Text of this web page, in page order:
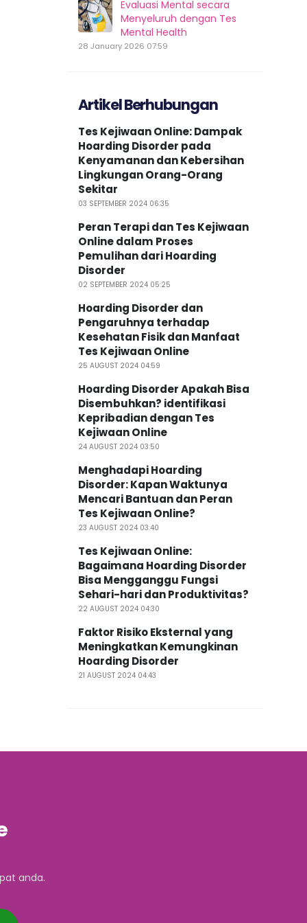
Evaluasi Mental secara
Menyeluruh dengan Tes
Mental Health
28 January 2026 07:59
Artikel Berhubungan
Tes Kejiwaan Online: Dampak
Hoarding Disorder pada
Kenyamanan dan Kebersihan
Lingkungan Orang-Orang
Sekitar
03 SEPTEMBER 2024 06:35
Peran Terapi dan Tes Kejiwaan
Online dalam Proses
Pemulihan dari Hoarding
Disorder
02 SEPTEMBER 2024 05:25
Hoarding Disorder dan
Pengaruhnya terhadap
Kesehatan Fisik dan Manfaat
Tes Kejiwaan Online
25 AUGUST 2024 04:59
Hoarding Disorder Apakah Bisa
Disembuhkan? identifikasi
Kepribadian dengan Tes
Kejiwaan Online
24 AUGUST 2024 03:50
Menghadapi Hoarding
Disorder: Kapan Waktunya
Mencari Bantuan dan Peran
Tes Kejiwaan Online?
23 AUGUST 2024 03:40
Tes Kejiwaan Online:
Bagaimana Hoarding Disorder
Bisa Mengganggu Fungsi
Sehari-hari dan Produktivitas?
22 AUGUST 2024 04:30
Faktor Risiko Eksternal yang
Meningkatkan Kemungkinan
Hoarding Disorder
21 AUGUST 2024 04:43
anda.